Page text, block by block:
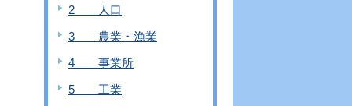
2 人口
3 農業・漁業
4 事業所
5 工業